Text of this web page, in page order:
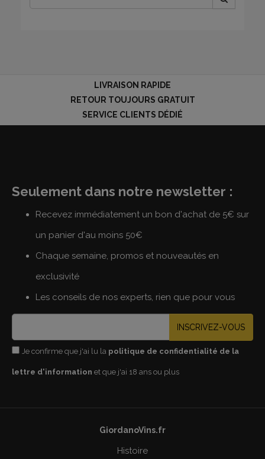
LIVRAISON RAPIDE
RETOUR TOUJOURS GRATUIT
SERVICE CLIENTS DÉDIÉ
Seulement dans notre newsletter :
Recevez immédiatement un bon d'achat de 5€ sur
un panier d'au moins 50€
Chaque semaine, promos et nouveautés en
exclusivité
Les conseils de nos experts, rien que pour vous
INSCRIVEZ-VOUS
Je confirme que j'ai lu la politique de confidentialité de la
lettre d'information et que j'ai 18 ans ou plus
GiordanoVins.fr
Histoire